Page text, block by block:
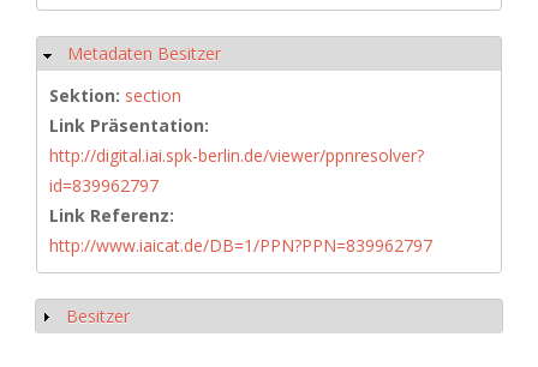
Hide
Metadaten Besitzer
Sektion: section
Link Präsentation:
http://digital.iai.spk-berlin.de/viewer/ppnresolver?
id=839962797
Link Referenz:
http://www.iaicat.de/DB=1/PPN?PPN=839962797
Show
Besitzer